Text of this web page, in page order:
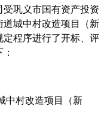
巩义市国有资产投资
道城中村改造项目（新
定程序进行了开标、评
中村改造项目（新